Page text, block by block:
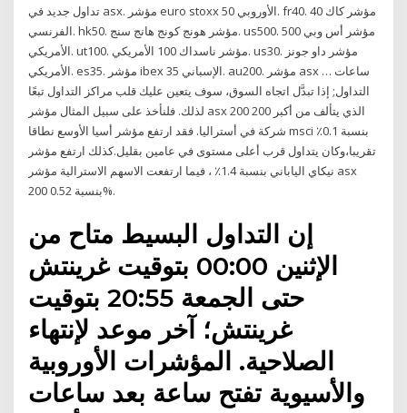
تداول جديد في asx. مؤشر euro stoxx 50 الأوروبي. fr40. مؤشر كاك 40
الفرنسي. hk50. مؤشر هونج كونج هانج سنج. us500. مؤشر أس وبي 500
الأمريكي. ut100. مؤشر ناسداك 100 الأمريكي. us30. مؤشر داو جونز
الأمريكي. es35. مؤشر ibex 35 الإسباني. au200. مؤشر asx … ساعات
التداول; إذا تبدَّل اتجاه السوق، سوف يتعين عليك قلب مراكز التداول تبعًا
لذلك. فلنأخذ على سبيل المثال مؤشر asx 200 الذي يتألف من أكبر 200
شركة في أستراليا. فقد ارتفع مؤشر أسيا الأوسع نطاقا msci بنسبة 0.1٪
تقريبا،وكان يتداول قرب أعلى مستوى في عامين بقليل.كذلك ارتفع مؤشر
نيكاي الياباني بنسبة 1.4٪ ، فيما ارتفعت الاسهم الاسترالية مؤشر asx
200 بنسبة 0.52%.
إن التداول البسيط متاح من
الإثنين 00:00 بتوقيت غرينتش
حتى الجمعة 20:55 بتوقيت
غرينتش؛ آخر موعد لإنتهاء
الصلاحية. المؤشرات الأوروبية
والأسيوية تفتح ساعة بعد ساعات